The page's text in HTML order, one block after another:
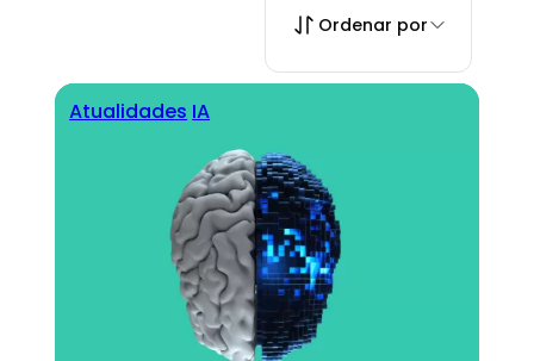
Ordenar por
Atualidades IA